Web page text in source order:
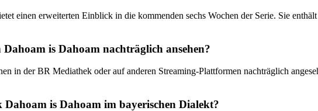
einen erweiterten Einblick in die kommenden sechs Wochen der Serie. Sie
is Dahoam nachträglich ansehen?
in der BR Mediathek oder auf anderen Streaming-Plattformen nachträglich
is Dahoam im bayerischen Dialekt?